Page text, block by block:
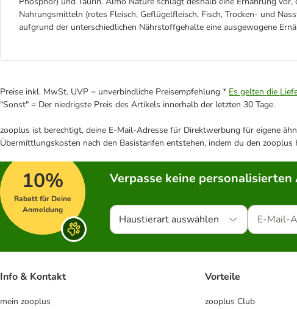
Nahrungsmitteln (rotes Fleisch, Geflügelfleisch, Fisch, Trocken- und
aufgrund der unterschiedlichen Nährstoffgehalte eine ausgewogene
Preise inkl. MwSt. UVP = unverbindliche Preisempfehlung * Es gelten die
"Sonst" = Der niedrigste Preis des Artikels innerhalb der letzten 30 Tage.
zooplus ist berechtigt, deine E-Mail-Adresse für Direktwerbung für eigene
Übermittlungskosten nach den Basistarifen entstehen, indem du den
10%
Rabatt für Deine
Anmeldung
Verpasse keine
Haustierart auswählen
Info & Kontakt
mein zooplus
Vorteile
zooplus Club